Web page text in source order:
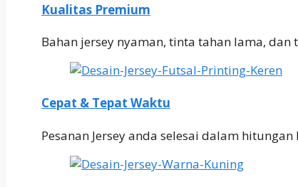
Kualitas Premium
Bahan jersey nyaman, tinta tahan lama,
Cepat & Tepat Waktu
Pesanan Jersey anda selesai dalam